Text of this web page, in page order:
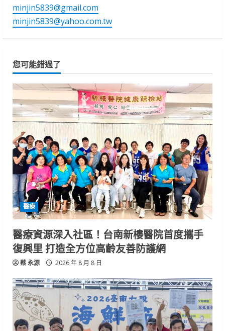
minjin5839@gmail.com
minjin5839@yahoo.com.tw
您可能錯過了
醫療
醫療資源深入社區！台南新樓醫院首度攜手
復興里 打造全方位高齡友善防護網
蔡 永源 2026 年 8 月 8 日